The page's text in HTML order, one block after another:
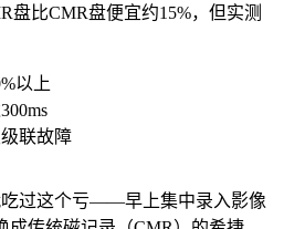
盘比CMR盘便宜约15%，但实测
以上
联故障
吃过这个亏——早上集中录入影像